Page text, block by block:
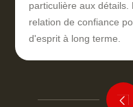
particulière aux détails.
relation de confiance
d'esprit à long terme.